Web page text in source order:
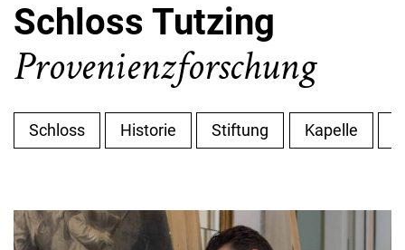
Schloss Tutzing
Provenienzforschung
Schloss Historie Stiftung Kapelle